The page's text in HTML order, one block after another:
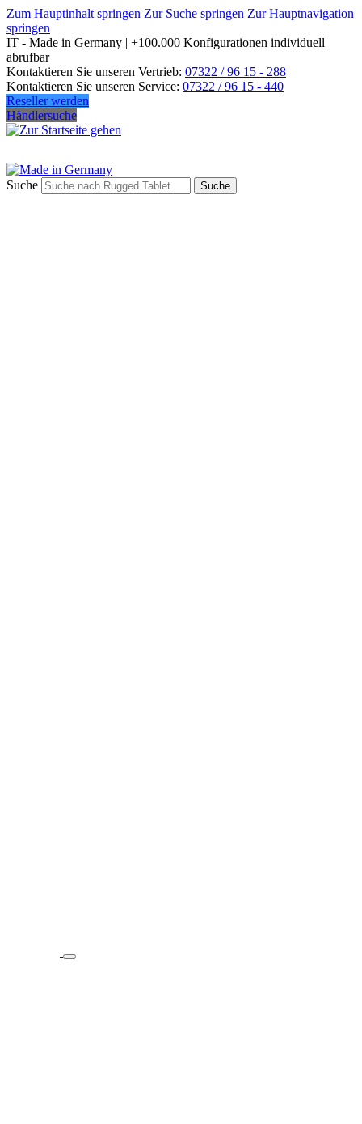
Zum Hauptinhalt springen Zur Suche springen Zur Hauptnavigation
springen
IT - Made in Germany | +100.000 Konfigurationen individuell
abrufbar
Kontaktieren Sie unseren Vertrieb: 07322 / 96 15 - 288
Kontaktieren Sie unseren Service: 07322 / 96 15 - 440
Reseller werden
Händlersuche
Suche Suche